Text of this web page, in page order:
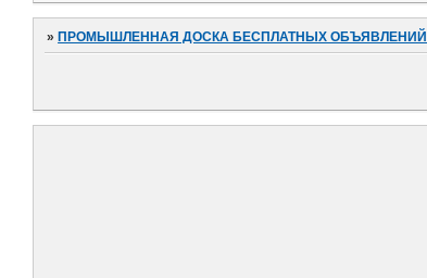
»ПРОМЫШЛЕННАЯ ДОСКА БЕСПЛАТНЫХ ОБЪЯВЛЕНИЙ